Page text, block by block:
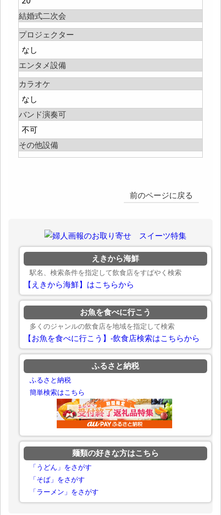
結婚式二次会
プロジェクター
なし
エンタメ設備
カラオケ
なし
バンド演奏可
不可
その他設備
前のページに戻る
えきから海鮮
駅名、検索条件を指定して飲食店をすばやく検索
【えきから海鮮】はこちらから
お魚を食べに行こう
多くのジャンルの飲食店を地域を指定して検索
【お魚を食べに行こう】-飲食店検索はこちらから
ふるさと納税
ふるさと納税
簡単検索はこちら
麺類の好きな方はこちら
「うどん」をさがす
「そば」をさがす
「ラーメン」をさがす